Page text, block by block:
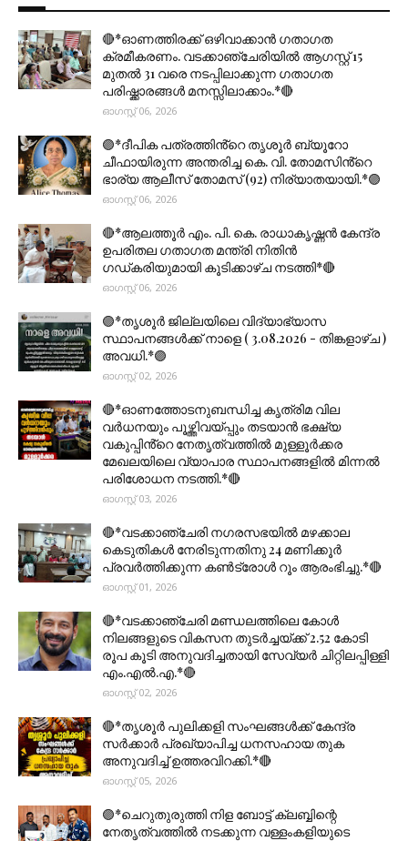
🔴*ഓണത്തിരക്ക് ഒഴിവാക്കാൻ ഗതാഗത
ക്രമീകരണം. വടക്കാഞ്ചേരിയിൽ ആഗസ്റ്റ് 15
മുതല്‍ 31 വരെ നടപ്പിലാക്കുന്ന ഗതാഗത
പരിഷ്ക്കാരങ്ങൾ മനസ്സിലാക്കാം.*🔴
ഓഗസ്റ്റ് 06, 2026
🟣*ദീപിക പത്രത്തിൻ്റെ തൃശൂർ ബ്യൂറോ
ചീഫായിരുന്ന അന്തരിച്ച കെ. വി. തോമസിൻ്റെ
ഭാര്യ ആലീസ് തോമസ് (92) നിര്യാതയായി.*🟣
ഓഗസ്റ്റ് 06, 2026
🔴*ആലത്തൂർ എം. പി. കെ. രാധാകൃഷ്ണൻ കേന്ദ്ര
ഉപരിതല ഗതാഗത മന്ത്രി നിതിൻ
ഗഡ്കരിയുമായി കൂടിക്കാഴ്ച നടത്തി*🔴
ഓഗസ്റ്റ് 06, 2026
🟣*തൃശൂര്‍ ജില്ലയിലെ വിദ്യാഭ്യാസ
സ്ഥാപനങ്ങൾക്ക് നാളെ ( 3.08.2026 - തിങ്കളാഴ്ച )
അവധി.*🟣
ഓഗസ്റ്റ് 02, 2026
🔴*ഓണത്തോടനുബന്ധിച്ച കൃത്രിമ വില
വർധനയും പൂഴ്ത്തിവയ്പ്പും തടയാൻ ഭക്ഷ്യ
വകുപ്പിൻ്റെ നേതൃത്വത്തിൽ മുള്ളൂർക്കര
മേഖലയിലെ വ്യാപാര സ്ഥാപനങ്ങളിൽ മിന്നൽ
പരിശോധന നടത്തി.*🔴
ഓഗസ്റ്റ് 03, 2026
🔴*വടക്കാഞ്ചേരി നഗരസഭയിൽ മഴക്കാല
കെടുതികൾ നേരിടുന്നതിനു 24 മണിക്കൂർ
പ്രവർത്തിക്കുന്ന കൺട്രോൾ റൂം ആരംഭിച്ചു.*🔴
ഓഗസ്റ്റ് 01, 2026
🔴*വടക്കാഞ്ചേരി മണ്ഡലത്തിലെ കോൾ
നിലങ്ങളുടെ വികസന തുടർച്ചയ്ക്ക് 2.52 കോടി
രൂപ കൂടി അനുവദിച്ചതായി സേവ്യർ ചിറ്റിലപ്പിള്ളി
എം.എൽ.എ.*🔴
ഓഗസ്റ്റ് 02, 2026
🔴*തൃശൂര്‍ പുലിക്കളി സംഘങ്ങള്‍ക്ക് കേന്ദ്ര
സര്‍ക്കാര്‍ പ്രഖ്യാപിച്ച ധനസഹായ തുക
അനുവദിച്ച് ഉത്തരവിറക്കി.*🔴
ഓഗസ്റ്റ് 05, 2026
🟣*ചെറുതുരുത്തി നിള ബോട്ട് ക്ലബ്ബിന്റെ
നേതൃത്വത്തിൽ നടക്കുന്ന വള്ളംകളിയുടെ